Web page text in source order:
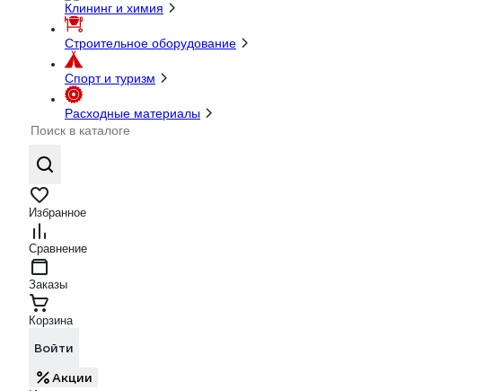
Клининг и химия
Строительное оборудование
Спорт и туризм
Расходные материалы
Избранное
Сравнение
Заказы
Корзина
Войти
Акции